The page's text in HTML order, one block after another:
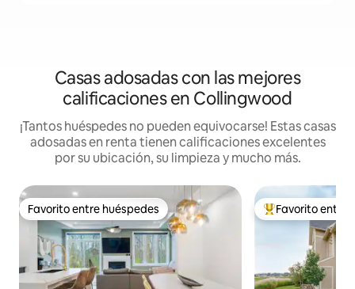
Casas adosadas con las mejores
calificaciones en Collingwood
¡Tantos huéspedes no pueden equivocarse! Estas casas
adosadas en renta tienen calificaciones excelentes
por su ubicación, su limpieza y mucho más.
Favorito entre huéspedes
Favorito entre huéspedes De los mejores
Favorito entre